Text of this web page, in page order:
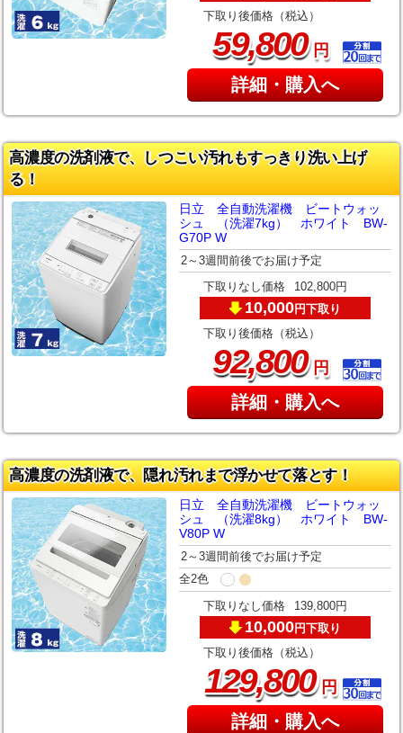
下取り後価格（税込）
59,800円
詳細・購入へ
高濃度の洗剤液で、しつこい汚れもすっきり洗い上げ
る！
日立 全自動洗濯機 ビートウォッ
シュ （洗濯7kg） ホワイト BW-
G70P W
2～3週間前後でお届け予定
下取りなし価格 102,800円
10,000円下取り
下取り後価格（税込）
92,800円
詳細・購入へ
高濃度の洗剤液で、隠れ汚れまで浮かせて落とす！
日立 全自動洗濯機 ビートウォッ
シュ （洗濯8kg） ホワイト BW-
V80P W
2～3週間前後でお届け予定
全2色
下取りなし価格 139,800円
10,000円下取り
下取り後価格（税込）
129,800円
詳細・購入へ